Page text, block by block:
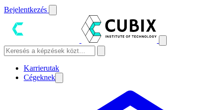
Bejelentkezés
Karrierutak
Cégeknek